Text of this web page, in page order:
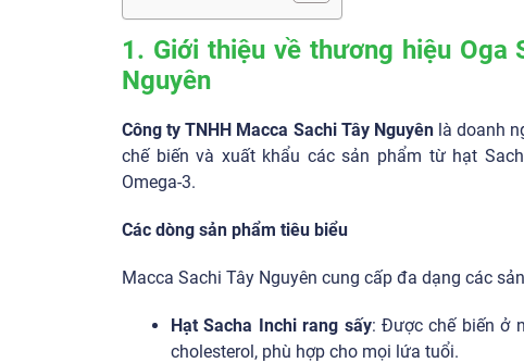
1. Giới thiệu về thương hiệu Oga
Nguyên
Công ty TNHH Macca Sachi Tây Nguyênlà doanh
chế biến và xuất khẩu các sản phẩm từ hạt
Omega-3.
Các dòng sản phẩm tiêu biểu
Macca Sachi Tây Nguyên cung cấp đa dạng các
Hạt Sacha Inchi rang sấy: Được chế biến ở
cholesterol, phù hợp cho mọi lứa tuổi.